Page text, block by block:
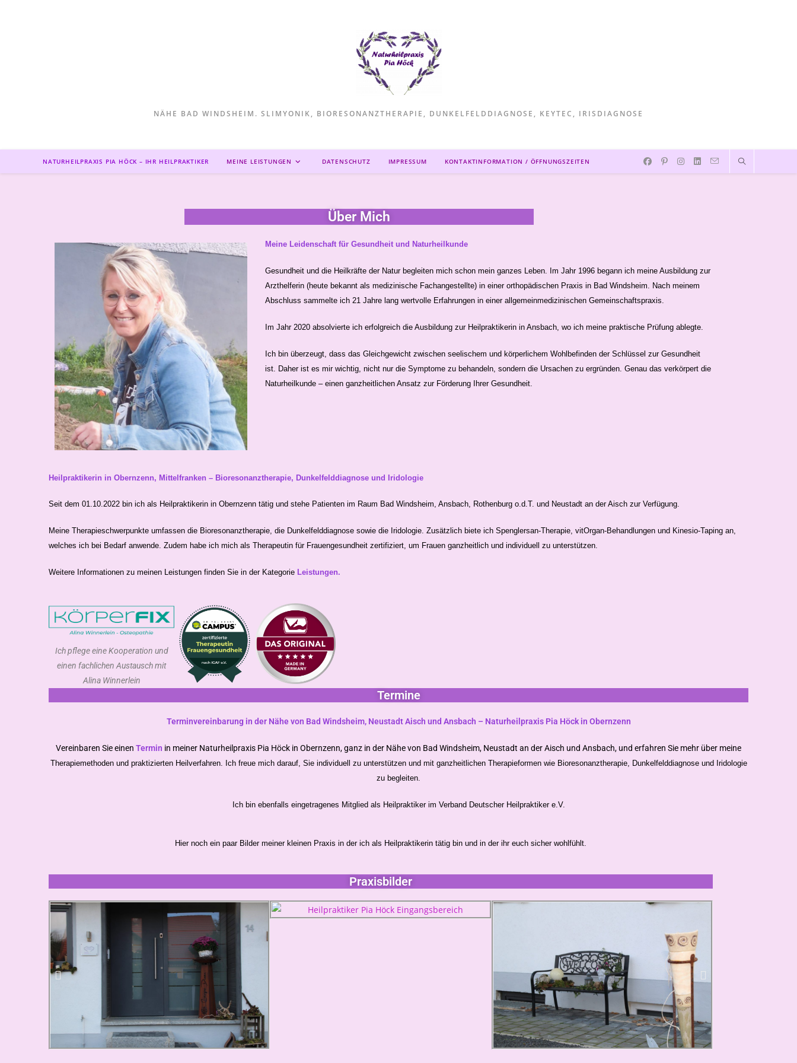
NÄHE BAD WINDSHEIM. SLIMYONIK, BIORESONANZTHERAPIE, DUNKELFELDDIAGNOSE, KEYTEC, IRISDIAGNOSE
NATURHEILPRAXIS PIA HÖCK – IHR HEILPRAKTIKER MEINE LEISTUNGEN DATENSCHUTZ IMPRESSUM KONTAKTINFORMATION / ÖFFNUNGSZEITEN
Über Mich
Meine Leidenschaft für Gesundheit und Naturheilkunde
Gesundheit und die Heilkräfte der Natur begleiten mich schon mein ganzes Leben. Im Jahr 1996 begann ich meine Ausbildung zur
Arzthelferin (heute bekannt als medizinische Fachangestellte) in einer orthopädischen Praxis in Bad Windsheim. Nach meinem
Abschluss sammelte ich 21 Jahre lang wertvolle Erfahrungen in einer allgemeinmedizinischen Gemeinschaftspraxis.
Im Jahr 2020 absolvierte ich erfolgreich die Ausbildung zur Heilpraktikerin in Ansbach, wo ich meine praktische Prüfung ablegte.
Ich bin überzeugt, dass das Gleichgewicht zwischen seelischem und körperlichem Wohlbefinden der Schlüssel zur Gesundheit
ist. Daher ist es mir wichtig, nicht nur die Symptome zu behandeln, sondern die Ursachen zu ergründen. Genau das verkörpert die
Naturheilkunde – einen ganzheitlichen Ansatz zur Förderung Ihrer Gesundheit.
Heilpraktikerin in Obernzenn, Mittelfranken – Bioresonanztherapie, Dunkelfelddiagnose und Iridologie
Seit dem 01.10.2022 bin ich als Heilpraktikerin in Obernzenn tätig und stehe Patienten im Raum Bad Windsheim, Ansbach, Rothenburg o.d.T. und Neustadt an der Aisch zur Verfügung.
Meine Therapieschwerpunkte umfassen die Bioresonanztherapie, die Dunkelfelddiagnose sowie die Iridologie. Zusätzlich biete ich Spenglersan-Therapie, vitOrgan-Behandlungen und Kinesio-Taping an,
welches ich bei Bedarf anwende. Zudem habe ich mich als Therapeutin für Frauengesundheit zertifiziert, um Frauen ganzheitlich und individuell zu unterstützen.
Weitere Informationen zu meinen Leistungen finden Sie in der Kategorie Leistungen.
Ich pflege eine Kooperation und
einen fachlichen Austausch mit
Alina Winnerlein
Termine
Terminvereinbarung in der Nähe von Bad Windsheim, Neustadt Aisch und Ansbach – Naturheilpraxis Pia Höck in Obernzenn
Vereinbaren Sie einen Termin in meiner Naturheilpraxis Pia Höck in Obernzenn, ganz in der Nähe von Bad Windsheim, Neustadt an der Aisch und Ansbach, und erfahren Sie mehr über meine
Therapiemethoden und praktizierten Heilverfahren. Ich freue mich darauf, Sie individuell zu unterstützen und mit ganzheitlichen Therapieformen wie Bioresonanztherapie, Dunkelfelddiagnose und Iridologie
zu begleiten.
Ich bin ebenfalls eingetragenes Mitglied als Heilpraktiker im Verband Deutscher Heilpraktiker e.V.
Hier noch ein paar Bilder meiner kleinen Praxis in der ich als Heilpraktikerin tätig bin und in der ihr euch sicher wohlfühlt.
Praxisbilder